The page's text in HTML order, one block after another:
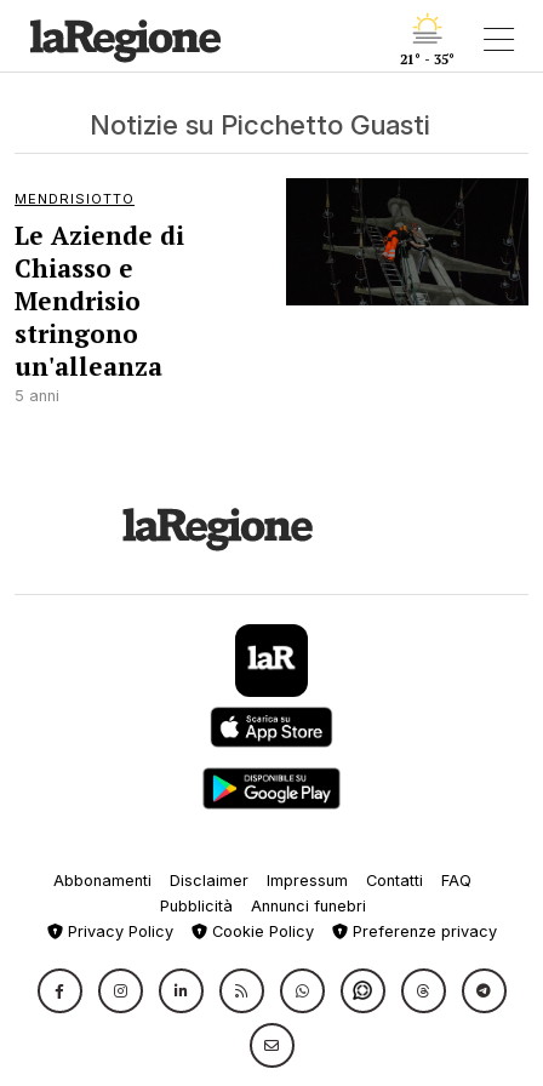
21° - 35°
Notizie su Picchetto Guasti
MENDRISIOTTO
Le Aziende di
Chiasso e
Mendrisio
stringono
un'alleanza
5 anni
Abbonamenti Disclaimer Impressum Contatti
FAQ
Pubblicità
Annunci funebri
Privacy Policy
Cookie Policy Preferenze privacy